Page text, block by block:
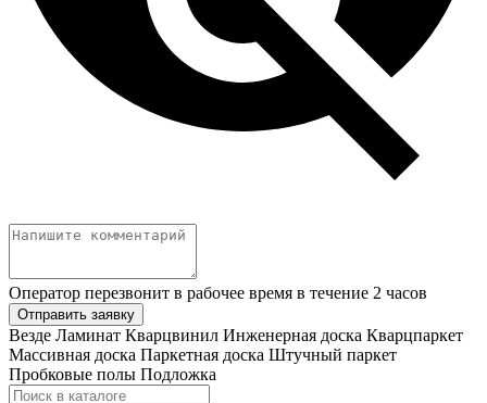
Оператор перезвонит в рабочее время в течение 2 часов
Отправить заявку
Везде Ламинат Кварцвинил Инженерная доска Кварцпаркет
Массивная доска Паркетная доска Штучный паркет
Пробковые полы Подложка